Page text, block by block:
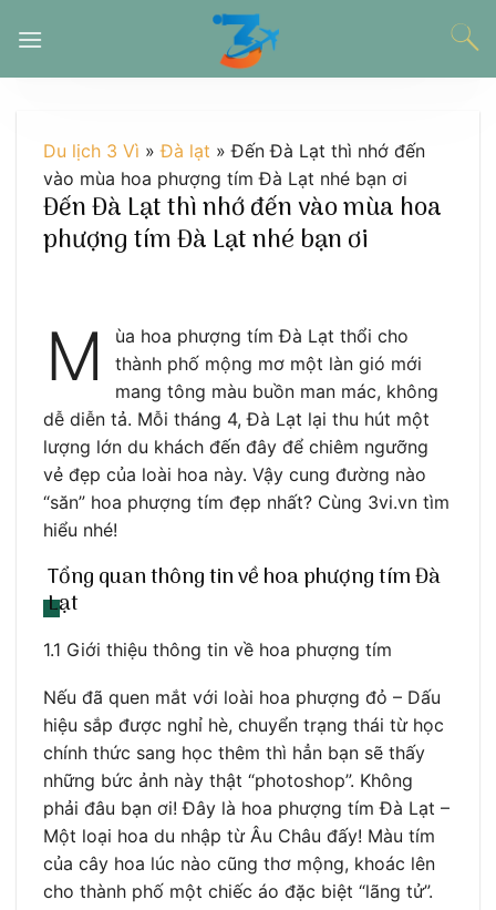
đến
Du lịch 3 Vì »Đà lạt »Đến Đà Lạt thì nhớ đến
vào mùa hoa phượng tím Đà Lạt nhé bạn ơi
Đến Đà Lạt thì nhớ đến vào mùa hoa
phượng tím Đà Lạt nhé bạn ơi
M
ùa hoa phượng tím Đà Lạt thổi cho
thành phố mộng mơ một làn gió mới
mang tông màu buồn man mác, không
dễ diễn tả. Mỗi tháng 4, Đà Lạt lại thu hút một
lượng lớn du khách đến đây để chiêm ngưỡng
vẻ đẹp của loài hoa này. Vậy cung đường nào
“săn” hoa phượng tím đẹp nhất? Cùng 3vi.vn tìm
hiểu nhé!
Tổng quan thông tin về hoa phượng tím Đà
Lạt
1.1 Giới thiệu thông tin về hoa phượng tím
Nếu đã quen mắt với loài hoa phượng đỏ – Dấu
hiệu sắp được nghỉ hè, chuyển trạng thái từ học
chính thức sang học thêm thì hẳn bạn sẽ thấy
những bức ảnh này thật “photoshop”. Không
phải đâu bạn ơi! Đây là hoa phượng tím Đà Lạt –
Một loại hoa du nhập từ Âu Châu đấy! Màu tím
của cây hoa lúc nào cũng thơ mộng, khoác lên
cho thành phố một chiếc áo đặc biệt “lãng tử”.